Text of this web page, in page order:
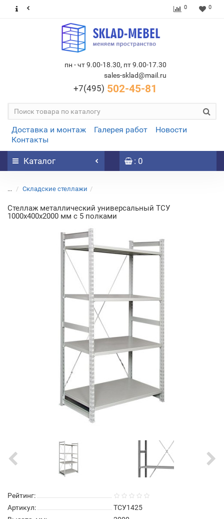
0 0
пн - чт 9.00-18.30, пт 9.00-17.30
sales-sklad@mail.ru
+7(495) 502-45-81
Доставка и монтаж Галерея работ
Новости
Контакты
Каталог : 0
... Складские стеллажи
Стеллаж металлический универсальный ТСУ
1000х400х2000 мм с 5 полками
Рейтинг:
Артикул:
ТСУ1425